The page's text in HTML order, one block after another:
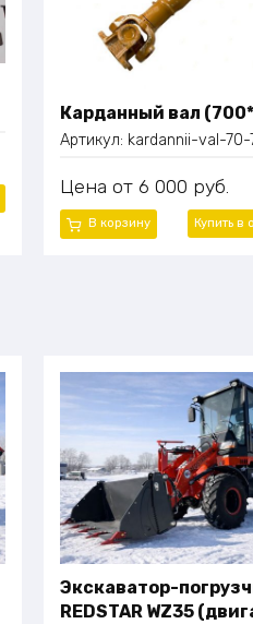
Карданный вал
Артикул: kardannii-val-70-
Цена 6 000 руб.
В корзину Купить в
Экскаватор-
REDSTAR WZ35